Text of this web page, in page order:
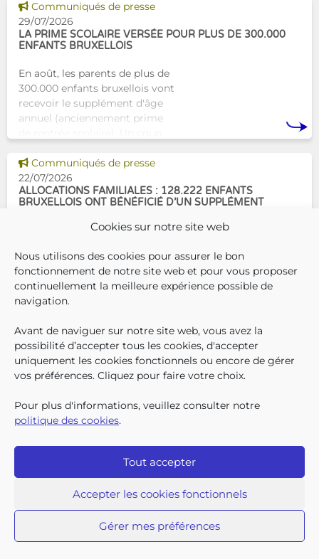
Cookies sur notre site web
Nous utilisons des cookies pour assurer le bon
fonctionnement de notre site web et pour vous proposer
continuellement la meilleure expérience possible de
navigation.
Avant de naviguer sur notre site web, vous avez la
possibilité d’accepter tous les cookies, d'accepter
uniquement les cookies fonctionnels ou encore de gérer
vos préférences. Cliquez pour faire votre choix.
Pour plus d'informations, veuillez consulter notre
politique des cookies.
Tout accepter
Accepter les cookies fonctionnels
Gérer mes préférences
Tam-Tam apporte une réponse
concrète avec une formation
dest
Voir cette news
Communiqués de presse
29/07/2026
LA PRIME SCOLAIRE VERSÉE POUR PLUS DE 300.000
ENFANTS BRUXELLOIS
En août, les parents de plus de
300.000 enfants bruxellois vont
recevoir le supplément d'âge
annuel (anciennement prime
commencer la
Voir cette news
Communiqués de presse
22/07/2026
ALLOCATIONS FAMILIALES : 128.222 ENFANTS
BRUXELLOIS ONT BÉNÉFICIÉ D’UN SUPPLÉMENT
En décembre 2025, 304.966
enfants bruxellois avaient droit
aux allocations familiales.
Parmi eux, 128.222
supplément social en plus du
montant de base de leurs all
QUI SOMMES-NOUS ?
TRAVAILLER CHEZ NOUS
TOUTES LES NEWS
TRANSPARENCE
CONTACTEZ-NOUS
PRESSE
PLAINTES
Déclaration d’accessibilité
Protection des données à caractère personnel
Clause de non-responsabilité